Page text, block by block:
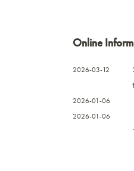
Online
2026-03-12
2026-01-06
2026-01-06